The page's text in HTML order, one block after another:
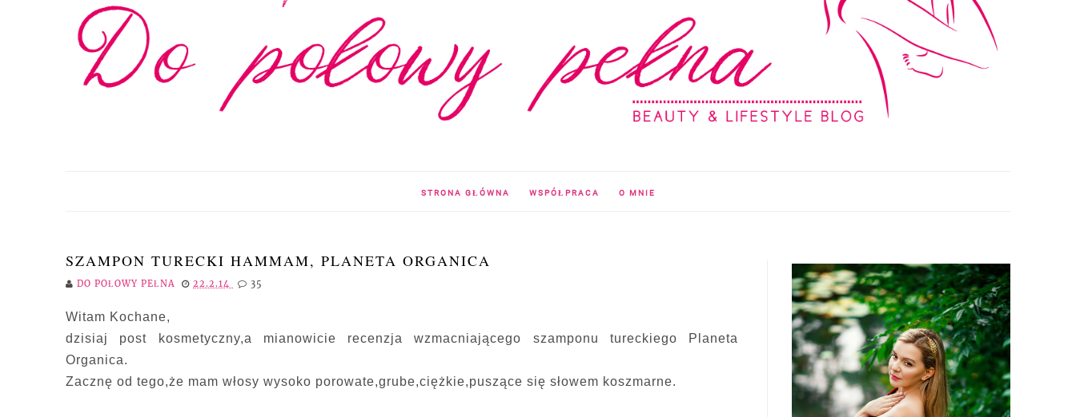
STRONA GŁÓWNA WSPÓŁPRACA O MNIE
SZAMPON TURECKI HAMMAM, PLANETA ORGANICA
DO POŁOWY PEŁNA 22.2.14 35
Witam Kochane,
dzisiaj post kosmetyczny,a mianowicie recenzja wzmacniającego szamponu tureckiego Planeta
Organica.
Zacznę od tego,że mam włosy wysoko porowate,grube,ciężkie,puszące się słowem koszmarne.